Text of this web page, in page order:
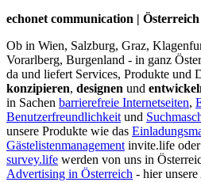
echonet communication | Österreich
Ob in Wien, Salzburg, Graz,
Vorarlberg, Burgenland - in ganz
da und liefert Services, Produkte und
konzipieren, designen und
in Sachen barrierefreie Internetseiten,
Benutzerfreundlichkeit und
unsere Produkte wie das
Gästelistenmanagement invite.life oder
survey.life werden von uns in
Advertising in Österreich - hier